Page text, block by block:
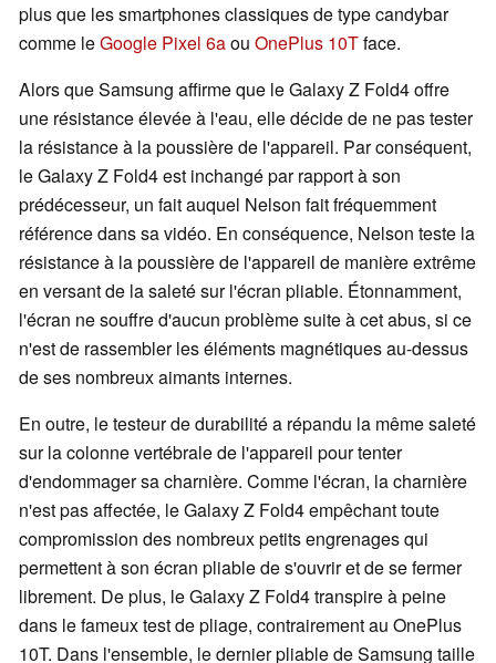
plus que les smartphones classiques de type candybar
comme leGoogle Pixel 6aou OnePlus 10Tface.
Alors que Samsung affirme que le Galaxy Z Fold4 offre
une résistance élevée à l'eau, elle décide de ne pas tester
la résistance à la poussière de l'appareil. Par conséquent,
le Galaxy Z Fold4 est inchangé par rapport à son
prédécesseur, un fait auquel Nelson fait fréquemment
référence dans sa vidéo. En conséquence, Nelson teste la
résistance à la poussière de l'appareil de manière extrême
en versant de la saleté sur l'écran pliable. Étonnamment,
l'écran ne souffre d'aucun problème suite à cet abus, si ce
n'est de rassembler les éléments magnétiques au-dessus
de ses nombreux aimants internes.
En outre, le testeur de durabilité a répandu la même saleté
sur la colonne vertébrale de l'appareil pour tenter
d'endommager sa charnière. Comme l'écran, la charnière
n'est pas affectée, le Galaxy Z Fold4 empêchant toute
compromission des nombreux petits engrenages qui
permettent à son écran pliable de s'ouvrir et de se fermer
librement. De plus, le Galaxy Z Fold4 transpire à peine
dans le fameux test de pliage, contrairement au OnePlus
10T. Dans l'ensemble, le dernier pliable de Samsung taille